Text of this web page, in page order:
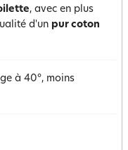
, avec en plus
d'un pur coton
à 40°, moins